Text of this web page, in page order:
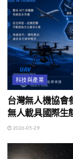
科技與產業
台灣無人機協
無人載具國際生
2026-05-29